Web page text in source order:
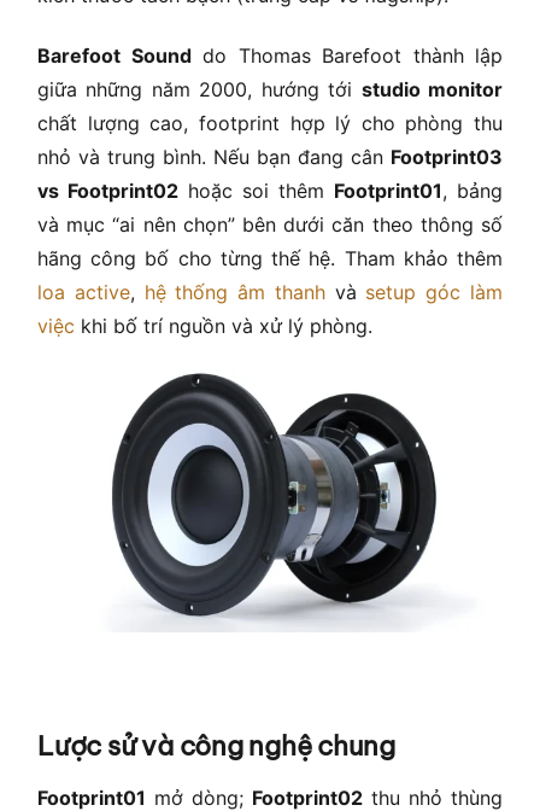
Barefoot Sounddo Thomas Barefoot thành lập
giữa những năm 2000, hướng tới studio monitor
chất lượng cao, footprint hợp lý cho phòng thu
nhỏ và trung bình. Nếu bạn đang cân Footprint03
vs Footprint02 hoặc soi thêm Footprint01, bảng
và mục “ai nên chọn” bên dưới căn theo thông số
hãng công bố cho từng thế hệ. Tham khảo thêm
loa active, hệ thống âm thanhvà setup góc làm
việc khi bố trí nguồn và xử lý phòng.
Lược sử và công nghệ chung
Footprint01 mở dòng; Footprint02 thu nhỏ thùng